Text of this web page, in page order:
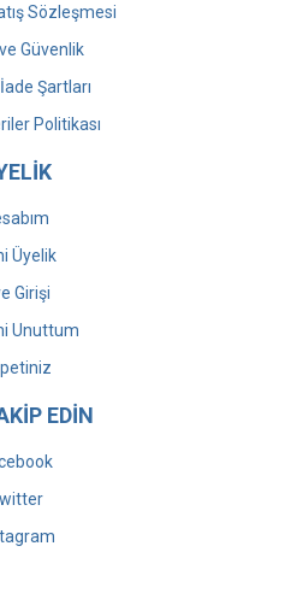
Sözleşmesi
Güvenlik
Şartları
Politikası
Üyelik
Girişi
Unuttum
EDİN